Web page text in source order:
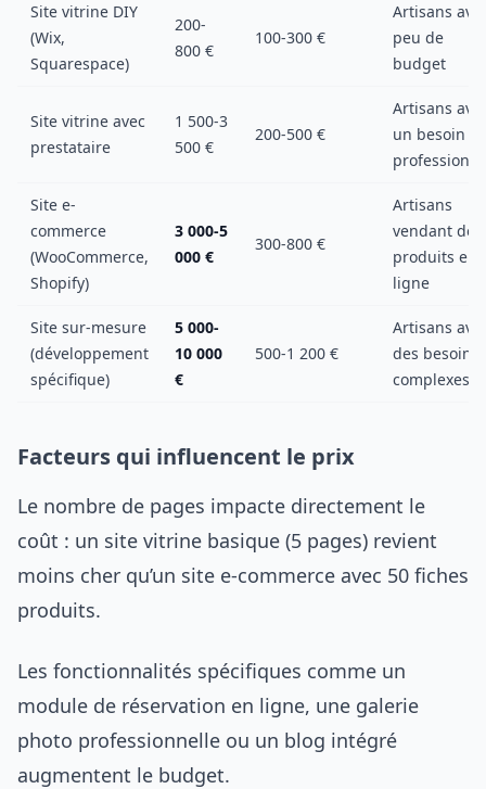
Site vitrine DIY
(Wix,
Squarespace)
200-
800 €
100-300 €
Artisans
peu de
budget
Site vitrine avec
prestataire
1 500-3
500 €
200-500 €
Artisans
un besoin
Site e-
commerce
(WooCommerce,
Shopify)
3 000-5
000 €
300-800 €
Artisans
vendant des
produits en
ligne
Site sur-mesure
(développement
spécifique)
5 000-
10 000
€
500-1 200 €
Artisans
des besoins
complexes
Facteurs qui influencent le prix
Le nombre de pages impacte directement le
coût : un site vitrine basique (5 pages) revient
moins cher qu’un site e-commerce avec 50 fiches
produits.
Les fonctionnalités spécifiques comme un
module de réservation en ligne, une galerie
photo professionnelle ou un blog intégré
augmentent le budget.